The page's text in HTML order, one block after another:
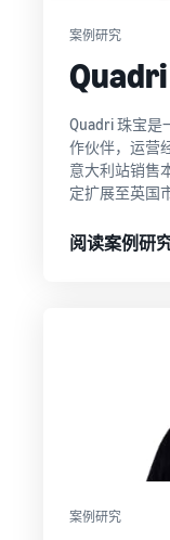
案例研究
Quadri 珠宝是
作伙伴，运营
意大利站销售
定扩展至英国
阅读案例研
案例研究